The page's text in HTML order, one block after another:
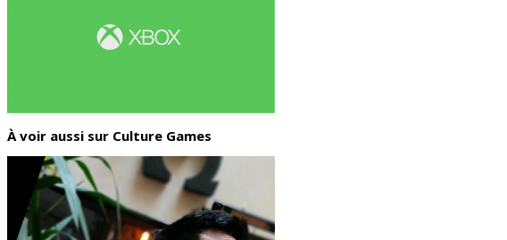
À voir aussi sur Culture Games